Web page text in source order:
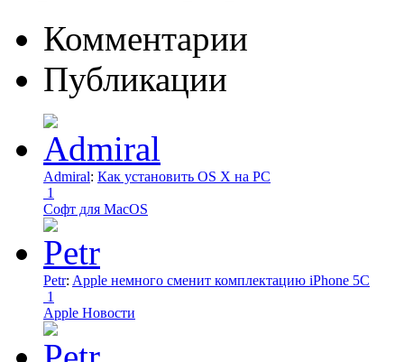
Комментарии
Публикации
Admiral: Как установить OS X на PC
1
Софт для MacOS
Petr: Apple немного сменит комплектацию iPhone 5C
1
Apple Новости